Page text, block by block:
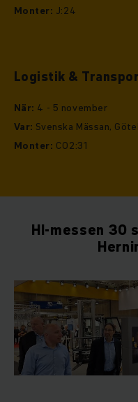
Monter: J:24
Logistik &
När: 4 - 5 november
Var: Svenska Mässan,
Monter: C02:31
HI-messen 30